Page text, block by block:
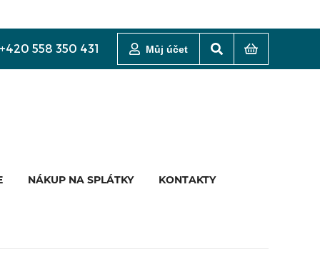
+420 558 350 431 Můj účet
NÁKUP NA SPLÁTKY KONTAKTY